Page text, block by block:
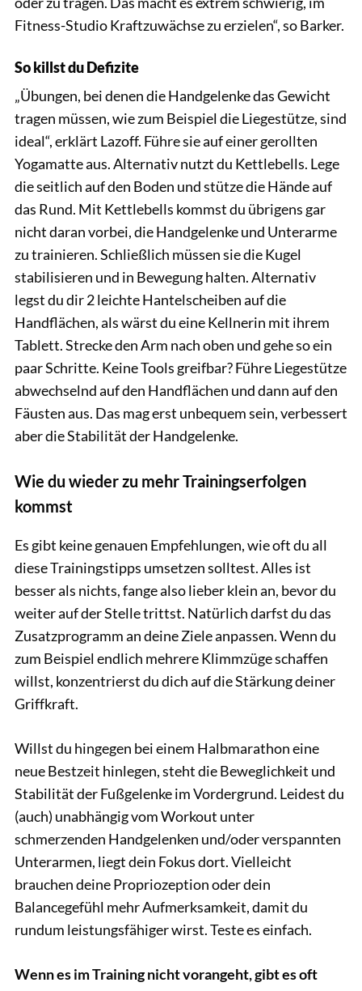
Fitness-Studio Kraftzuwächse zu erzielen“, so Barker.
So killst du Defizite
„Übungen, bei denen die Handgelenke das Gewicht
tragen müssen, wie zum Beispiel die Liegestütze, sind
ideal“, erklärt Lazoff. Führe sie auf einer gerollten
Yogamatte aus. Alternativ nutzt du Kettlebells. Lege
die seitlich auf den Boden und stütze die Hände auf
das Rund. Mit Kettlebells kommst du übrigens gar
nicht daran vorbei, die Handgelenke und Unterarme
zu trainieren. Schließlich müssen sie die Kugel
stabilisieren und in Bewegung halten. Alternativ
legst du dir 2 leichte Hantelscheiben auf die
Handflächen, als wärst du eine Kellnerin mit ihrem
Tablett. Strecke den Arm nach oben und gehe so ein
paar Schritte. Keine Tools greifbar? Führe Liegestütze
abwechselnd auf den Handflächen und dann auf den
Fäusten aus. Das mag erst unbequem sein, verbessert
aber die Stabilität der Handgelenke.
Wie du wieder zu mehr Trainingserfolgen
kommst
Es gibt keine genauen Empfehlungen, wie oft du all
diese Trainingstipps umsetzen solltest. Alles ist
besser als nichts, fange also lieber klein an, bevor du
weiter auf der Stelle trittst. Natürlich darfst du das
Zusatzprogramm an deine Ziele anpassen. Wenn du
zum Beispiel endlich mehrere Klimmzüge schaffen
willst, konzentrierst du dich auf die Stärkung deiner
Griffkraft.
Willst du hingegen bei einem Halbmarathon eine
neue Bestzeit hinlegen, steht die Beweglichkeit und
Stabilität der Fußgelenke im Vordergrund. Leidest du
(auch) unabhängig vom Workout unter
schmerzenden Handgelenken und/oder verspannten
Unterarmen, liegt dein Fokus dort. Vielleicht
brauchen deine Propriozeption oder dein
Balancegefühl mehr Aufmerksamkeit, damit du
rundum leistungsfähiger wirst. Teste es einfach.
Wenn es im Training nicht vorangeht, gibt es oft